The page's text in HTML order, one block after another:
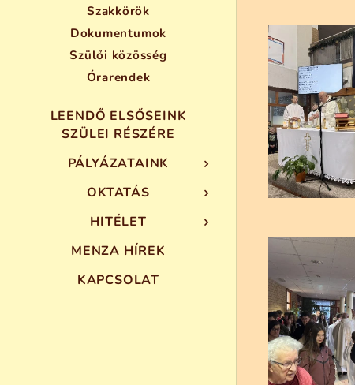
Szakkörök
Dokumentumok
Szülői közösség
Órarendek
LEENDŐ ELSŐSEINK
SZÜLEI RÉSZÉRE
PÁLYÁZATAINK
OKTATÁS
HITÉLET
MENZA HÍREK
KAPCSOLAT